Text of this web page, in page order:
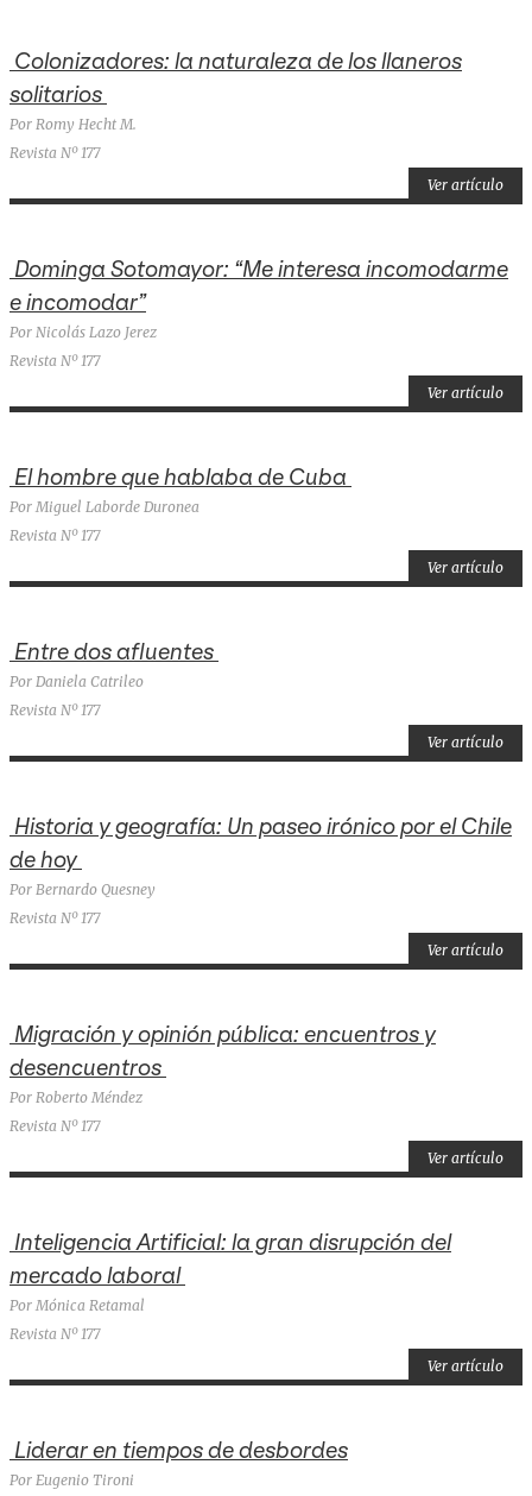
Colonizadores: la naturaleza de los llaneros
solitarios
Por Romy Hecht M.
Revista Nº 177
Ver artículo
Dominga Sotomayor: “Me interesa incomodarme
e incomodar”
Por Nicolás Lazo Jerez
Revista Nº 177
Ver artículo
El hombre que hablaba de Cuba
Por Miguel Laborde Duronea
Revista Nº 177
Ver artículo
Entre dos afluentes
Por Daniela Catrileo
Revista Nº 177
Ver artículo
Historia y geografía: Un paseo irónico por el Chile
de hoy
Por Bernardo Quesney
Revista Nº 177
Ver artículo
Migración y opinión pública: encuentros y
desencuentros
Por Roberto Méndez
Revista Nº 177
Ver artículo
Inteligencia Artificial: la gran disrupción del
mercado laboral
Por Mónica Retamal
Revista Nº 177
Ver artículo
Liderar en tiempos de desbordes
Por Eugenio Tironi